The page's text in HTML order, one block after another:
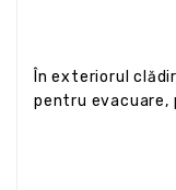
În exteriorul
pentru evacuare,